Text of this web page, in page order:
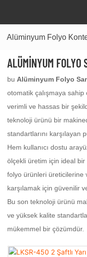
Alüminyum Folyo
ALÜMINYUM FOLYO
bu Alüminyum Folyo
otomatik çalışmaya sahip
verimli ve hassas bir
teknoloji ürünü bir
standartlarını karşılayan
Hem kullanıcı dostu
ölçekli üretim için ideal
folyo ürünleri üreticilerine
karşılamak için güvenilir
Bu son teknoloji ürünü
ve yüksek kalite
mükemmel bir çözümdür.